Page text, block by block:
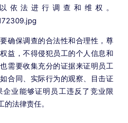
依法进行调查和维权。
确保调查的合法性和合理性，尊
益，不得侵犯员工的个人信息和
需要收集充分的证据来证明员工
合同、实际行为的观察、目击证
企业能够证明员工违反了竞业限
法律责任。